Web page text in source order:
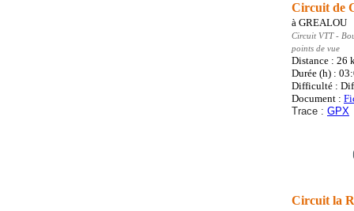
Circuit de
à GREALOU
Circuit VTT-
points de vue
Distance : 26
Durée (h) :
Difficulté :
Document :
Trace : GPX
Circuit la